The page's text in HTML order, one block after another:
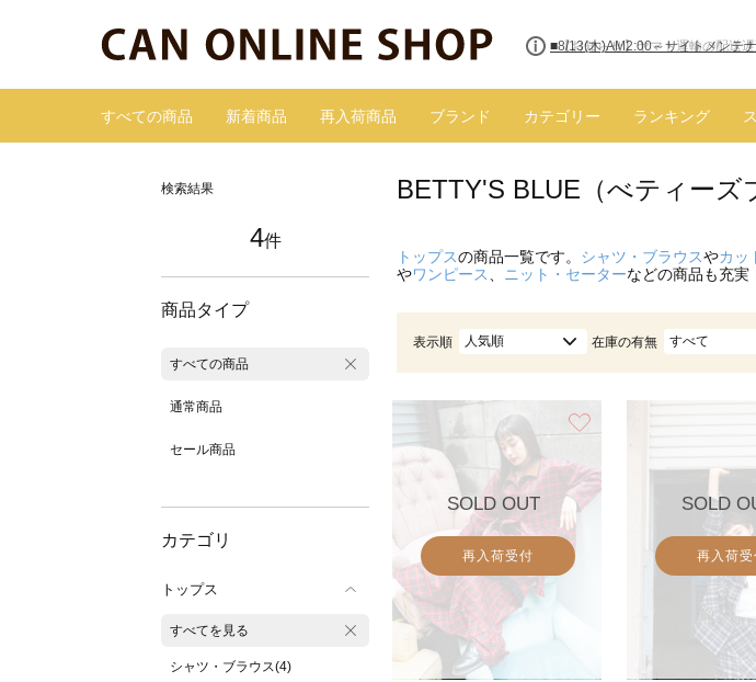
■8/13(木)AM2:00～サイトメンテ
すべての商品 新着商品 再入荷商品 ブランド カテゴリー ランキング
検索結果
4件
商品タイプ
すべての商品
通常商品
セール商品
カテゴリ
トップス
すべてを見る
シャツ・ブラウス(4)
BETTY'S BLUE（べティーズ
トップスの商品一覧です。 シャツ・ブラウスやカッ
やワンピース ニット・セーターなどの商品も充実
表示順 人気順 在庫の有無 すべて
SOLD OUT
再入荷受付
SOLD
再入荷受